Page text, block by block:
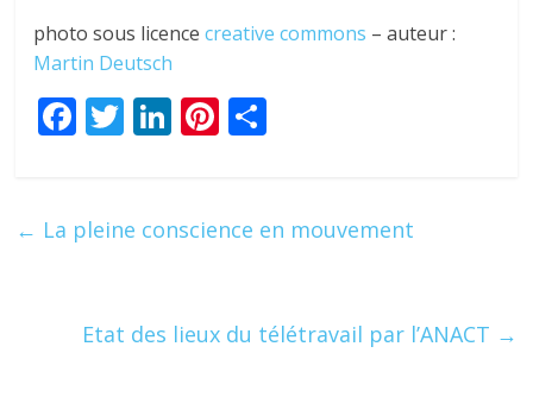
photo sous licencecreative commons – auteur :
Martin Deutsch
F
b
k
T
er
Li
e
Pi
e g
← La pleine conscience en mouvement
Etat des lieux du télétravail par l’ANACT →